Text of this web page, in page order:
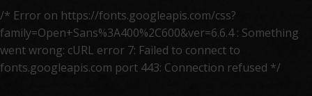
/* Error on https://fonts.googleapis.com/css?
family=Open+Sans%3A400%2C600&ver=6.6.4 : Something
went wrong: cURL error 7: Failed to connect to
fonts.googleapis.com port 443: Connection refused */